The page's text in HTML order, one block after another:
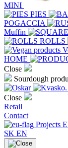
MINI
PIES
POGACCIA
Muffin
ROLLS
HOME
Close
Sourdough
Close
Retail
Contact
Projects
SK EN